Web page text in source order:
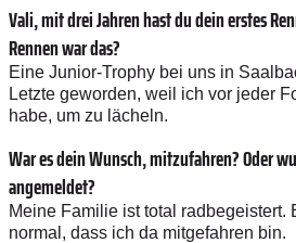
Vali, mit drei Jahren hast du dein erstes
Rennen war das?
Eine Junior-Trophy bei uns in
Letzte geworden, weil ich vor jeder
habe, um zu lächeln.
War es dein Wunsch, mitzufahren? Oder
angemeldet?
Meine Familie ist total radbegeistert.
normal, dass ich da mitgefahren bin.